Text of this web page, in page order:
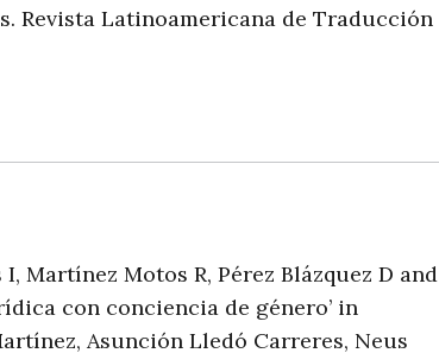
Revista Latinoamericana de Traducción
Martínez Motos R, Pérez Blázquez D and
con conciencia de género’ in
Asunción Lledó Carreres, Neus